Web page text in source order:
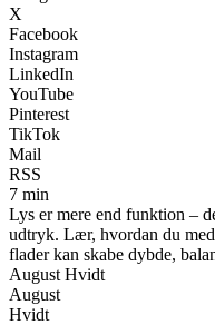
X
Facebook
Instagram
LinkedIn
YouTube
Pinterest
TikTok
Mail
RSS
7 min
Lys er mere end funktion –
udtryk. Lær, hvordan du
flader kan skabe dybde,
August Hvidt
August
Hvidt